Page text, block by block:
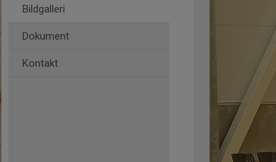
Bildgalleri
Dokument
Kontakt